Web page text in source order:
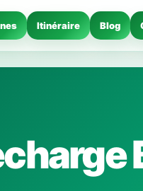
Itinéraire Blog